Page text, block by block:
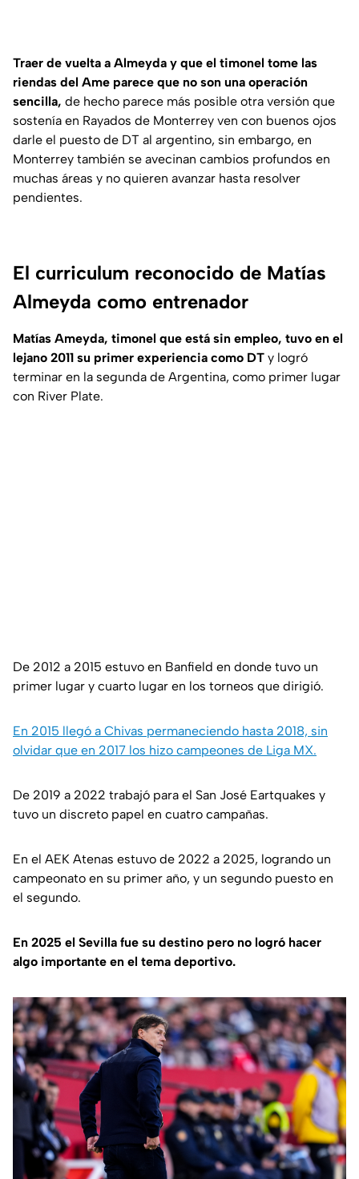
Traer de vuelta a Almeyda y que el timonel tome las
riendas del Ame parece que no son una operación
sencilla, de hecho parece más posible otra versión que
sostenía en Rayados de Monterrey ven con buenos ojos
darle el puesto de DT al argentino, sin embargo, en
Monterrey también se avecinan cambios profundos en
muchas áreas y no quieren avanzar hasta resolver
pendientes.
El curriculum reconocido de Matías
Almeyda como entrenador
Matías Ameyda, timonel que está sin empleo, tuvo en el
lejano 2011 su primer experiencia como DT y logró
terminar en la segunda de Argentina, como primer lugar
con River Plate.
De 2012 a 2015 estuvo en Banfield en donde tuvo un
primer lugar y cuarto lugar en los torneos que dirigió.
En 2015 llegó a Chivas permaneciendo hasta 2018, sin
olvidar que en 2017 los hizo campeones de Liga MX.
De 2019 a 2022 trabajó para el San José Eartquakes y
tuvo un discreto papel en cuatro campañas.
En el AEK Atenas estuvo de 2022 a 2025, logrando un
campeonato en su primer año, y un segundo puesto en
el segundo.
En 2025 el Sevilla fue su destino pero no logró hacer
algo importante en el tema deportivo.